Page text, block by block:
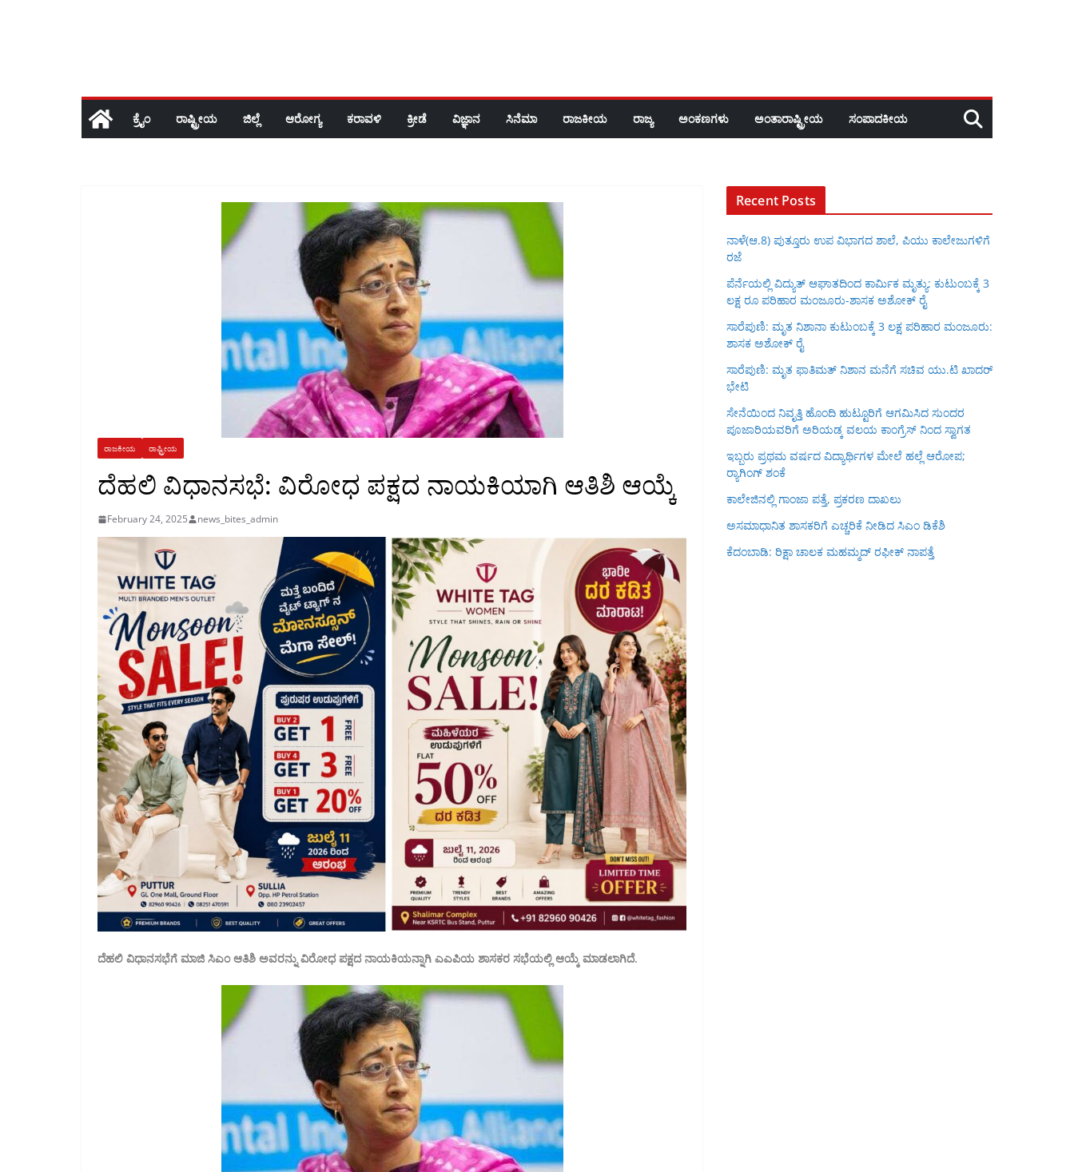
ಕ್ರೈಂ ರಾಷ್ಟ್ರೀಯ ಜಿಲ್ಲೆ ಆರೋಗ್ಯ ಕರಾವಳಿ ಕ್ರೀಡೆ ವಿಜ್ಞಾನ ಸಿನೆಮಾ ರಾಜಕೀಯ ರಾಜ್ಯ ಅಂಕಣಗಳು ಅಂತಾರಾಷ್ಟ್ರೀಯ ಸಂಪಾದಕೀಯ
ರಾಜಕೀಯ ರಾಷ್ಟ್ರೀಯ
ದೆಹಲಿ ವಿಧಾನಸಭೆ: ವಿರೋಧ ಪಕ್ಷದ ನಾಯಕಿಯಾಗಿ ಆತಿಶಿ ಆಯ್ಕೆ
February 24, 2025 news_bites_admin
ದೆಹಲಿ ವಿಧಾನಸಭೆಗೆ ಮಾಜಿ ಸಿಎಂ ಆತಿಶಿ ಅವರನ್ನು ವಿರೋಧ ಪಕ್ಷದ ನಾಯಕಿಯನ್ನಾಗಿ ಎಎಪಿಯ ಶಾಸಕರ ಸಭೆಯಲ್ಲಿ ಆಯ್ಕೆ ಮಾಡಲಾಗಿದೆ.
Recent Posts
ನಾಳೆ(ಆ.8) ಪುತ್ತೂರು ಉಪ ವಿಭಾಗದ ಶಾಲೆ, ಪಿಯು ಕಾಲೇಜುಗಳಿಗೆ
ರಜೆ
ಪೆರ್ನೆಯಲ್ಲಿ ವಿದ್ಯುತ್ ಆಘಾತದಿಂದ ಕಾರ್ಮಿಕ ಮೃತ್ಯು: ಕುಟುಂಬಕ್ಕೆ 3
ಲಕ್ಷ ರೂ ಪರಿಹಾರ ಮಂಜೂರು-ಶಾಸಕ ಅಶೋಕ್ ರೈ
ಸಾರೆಪುಣಿ: ಮೃತ ನಿಶಾನಾ ಕುಟುಂಬಕ್ಕೆ 3 ಲಕ್ಷ ಪರಿಹಾರ ಮಂಜೂರು:
ಶಾಸಕ ಅಶೋಕ್ ರೈ
ಸಾರೆಪುಣಿ: ಮೃತ ಫಾತಿಮತ್ ನಿಶಾನ ಮನೆಗೆ ಸಚಿವ ಯು.ಟಿ ಖಾದರ್
ಭೇಟಿ
ಸೇನೆಯಿಂದ ನಿವೃತ್ತಿ ಹೊಂದಿ ಹುಟ್ಟೂರಿಗೆ ಆಗಮಿಸಿದ ಸುಂದರ
ಪೂಜಾರಿಯವರಿಗೆ ಅರಿಯಡ್ಕ ವಲಯ ಕಾಂಗ್ರೆಸ್ ನಿಂದ ಸ್ವಾಗತ
ಇಬ್ಬರು ಪ್ರಥಮ ವರ್ಷದ ವಿದ್ಯಾರ್ಥಿಗಳ ಮೇಲೆ ಹಲ್ಲೆ ಆರೋಪ;
ರ‍್ಯಾಗಿಂಗ್ ಶಂಕೆ
ಕಾಲೇಜಿನಲ್ಲಿ ಗಾಂಜಾ ಪತ್ತೆ, ಪ್ರಕರಣ ದಾಖಲು
ಅಸಮಾಧಾನಿತ ಶಾಸಕರಿಗೆ ಎಚ್ಚರಿಕೆ ನೀಡಿದ ಸಿಎಂ ಡಿಕೆಶಿ
ಕೆದಂಬಾಡಿ: ರಿಕ್ಷಾ ಚಾಲಕ ಮಹಮ್ಮದ್ ರಫೀಕ್ ನಾಪತ್ತೆ